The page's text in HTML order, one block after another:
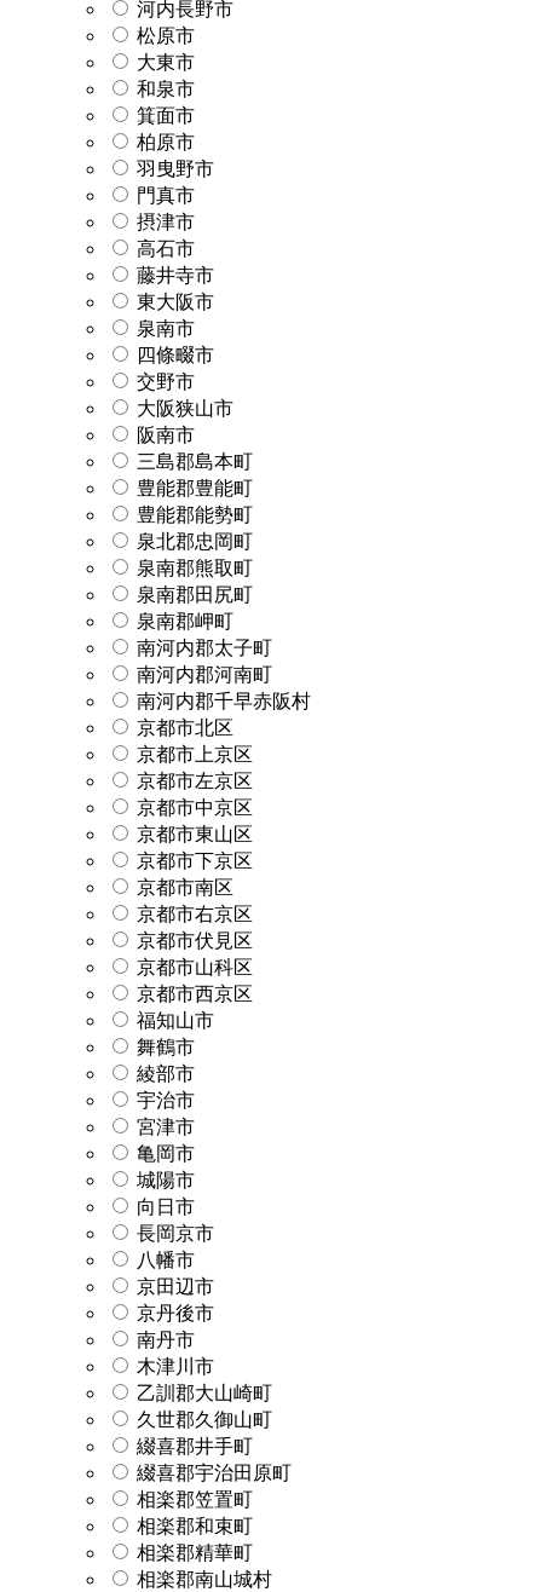
河内長野市
松原市
大東市
和泉市
箕面市
柏原市
羽曳野市
門真市
摂津市
高石市
藤井寺市
東大阪市
泉南市
四條畷市
交野市
大阪狭山市
阪南市
三島郡島本町
豊能郡豊能町
豊能郡能勢町
泉北郡忠岡町
泉南郡熊取町
泉南郡田尻町
泉南郡岬町
南河内郡太子町
南河内郡河南町
南河内郡千早赤阪村
京都市北区
京都市上京区
京都市左京区
京都市中京区
京都市東山区
京都市下京区
京都市南区
京都市右京区
京都市伏見区
京都市山科区
京都市西京区
福知山市
舞鶴市
綾部市
宇治市
宮津市
亀岡市
城陽市
向日市
長岡京市
八幡市
京田辺市
京丹後市
南丹市
木津川市
乙訓郡大山崎町
久世郡久御山町
綴喜郡井手町
綴喜郡宇治田原町
相楽郡笠置町
相楽郡和束町
相楽郡精華町
相楽郡南山城村